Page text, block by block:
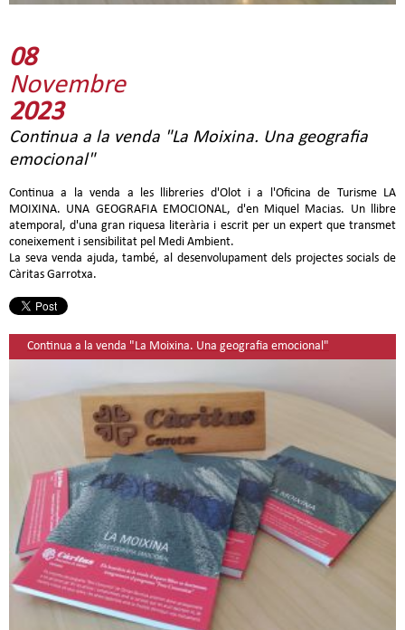
08
Novembre
2023
Continua a la venda "La Moixina. Una geografia
emocional"
Continua a la venda a les llibreries d'Olot i a l'Oficina de Turisme LA
MOIXINA. UNA GEOGRAFIA EMOCIONAL, d'en Miquel Macias. Un llibre
atemporal, d'una gran riquesa literària i escrit per un expert que transmet
coneixement i sensibilitat pel Medi Ambient.
La seva venda ajuda, també, al desenvolupament dels projectes socials de
Càritas Garrotxa.
Continua a la venda "La Moixina. Una geografia emocional"